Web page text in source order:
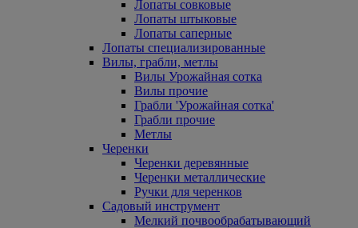
Лопаты совковые
Лопаты штыковые
Лопаты саперные
Лопаты специализированные
Вилы, грабли, метлы
Вилы Урожайная сотка
Вилы прочие
Грабли 'Урожайная сотка'
Грабли прочие
Метлы
Черенки
Черенки деревянные
Черенки металлические
Ручки для черенков
Садовый инструмент
Мелкий почвообрабатывающий